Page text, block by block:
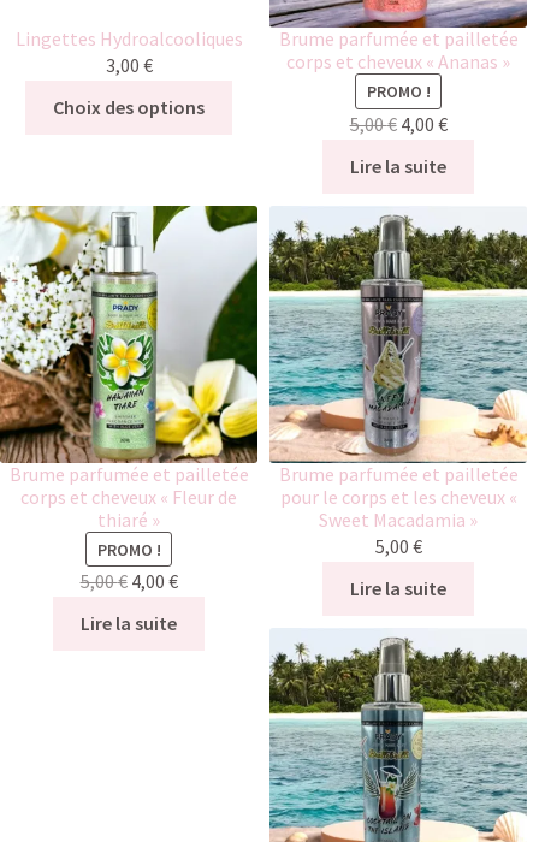
Lingettes Hydroalcooliques
3,00 €
Choix des options
Brume parfumée et pailletée
corps et cheveux « Ananas »
PROMO !
5,00€ 4,00 €
Lire la suite
Brume parfumée et pailletée
corps et cheveux « Fleur de
thiaré »
PROMO !
5,00€ 4,00 €
Lire la suite
Brume parfumée et pailletée
pour le corps et les cheveux «
Sweet Macadamia »
5,00 €
Lire la suite